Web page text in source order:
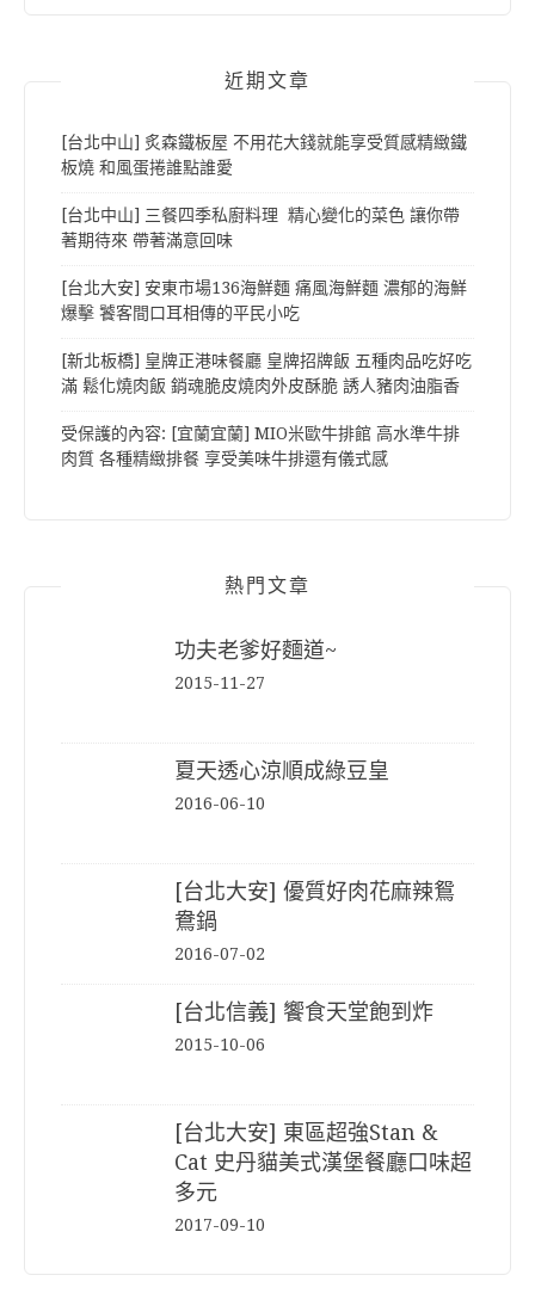
近期文章
[台北中山] 炙森鐵板屋 不用花大錢就能享受質感精緻鐵
板燒 和風蛋捲誰點誰愛
[台北中山] 三餐四季私廚料理 精心變化的菜色 讓你帶
著期待來 帶著滿意回味
[台北大安] 安東市場136海鮮麵 痛風海鮮麵 濃郁的海鮮
爆擊 饕客間口耳相傳的平民小吃
[新北板橋] 皇牌正港味餐廳 皇牌招牌飯 五種肉品吃好吃
滿 鬆化燒肉飯 銷魂脆皮燒肉外皮酥脆 誘人豬肉油脂香
受保護的內容: [宜蘭宜蘭] MIO米歐牛排館 高水準牛排
肉質 各種精緻排餐 享受美味牛排還有儀式感
熱門文章
功夫老爹好麵道~
2015-11-27
夏天透心涼順成綠豆皇
2016-06-10
[台北大安] 優質好肉花麻辣鴛
鴦鍋
2016-07-02
[台北信義] 饗食天堂飽到炸
2015-10-06
[台北大安] 東區超強Stan &
Cat 史丹貓美式漢堡餐廳口味超
多元
2017-09-10